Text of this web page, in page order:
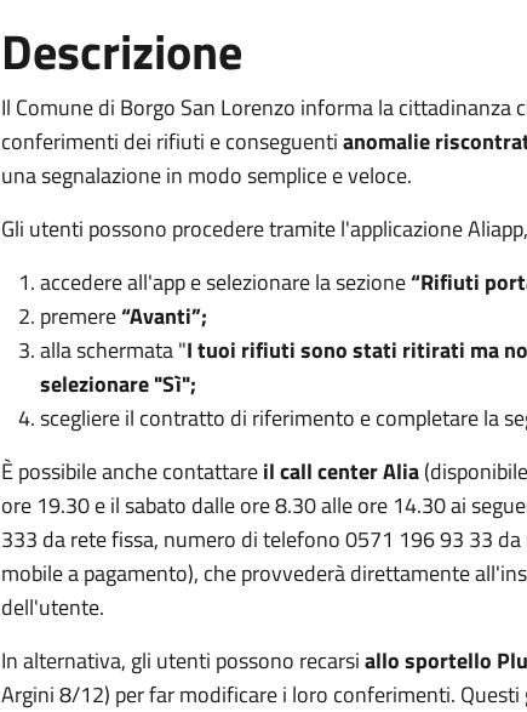
Descrizione
Il Comune di Borgo San Lorenzo informa la cittadinanza
conferimenti dei rifiuti e conseguentianomalie
una segnalazione in modo semplice e veloce.
Gli utenti possono procedere tramite l'applicazione
accedere all'app e selezionare la sezione“Rifiuti
premere“Avanti”;
alla schermata "I tuoi rifiuti sono stati ritirati ma
selezionare "Sì";
scegliere il contratto di riferimento e completare la
È possibile anche contattareil call center Alia
ore 19.30 e il sabato dalle ore 8.30 alle ore 14.30 ai
333 da rete fissa, numero di telefono 0571 196 93 33
mobile a pagamento), che provvederà direttamente
dell'utente.
In alternativa, gli utenti possono recarsiallo sportello
Argini 8/12) per far modificare i loro conferimenti. Questi